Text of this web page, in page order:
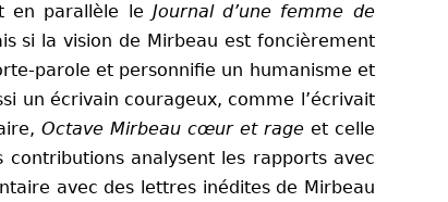
en parallèle le Journal d’une femme de
si la vision de Mirbeau est foncièrement
parole et personnifie un humanisme et
un écrivain courageux, comme l’écrivait
Octave Mirbeau cœur et rageet celle
analysent les rapports avec
avec des lettres inédites de Mirbeau